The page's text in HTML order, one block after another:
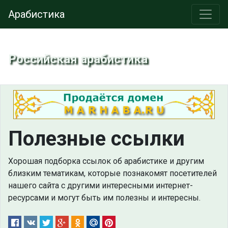
Арабистика
Российская арабистика
Полезные ссылки
Хорошая подборка ссылок об арабистике и другим
близким тематикам, которые познакомят посетителей
нашего сайта с другими интересными интернет-
ресурсами и могут быть им полезны и интересны.